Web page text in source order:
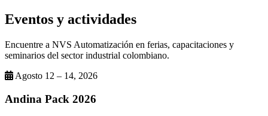
Eventos y actividades
Encuentre a NVS Automatización en ferias, capacitaciones y
seminarios del sector industrial colombiano.
Agosto 12 – 14, 2026
Andina Pack 2026